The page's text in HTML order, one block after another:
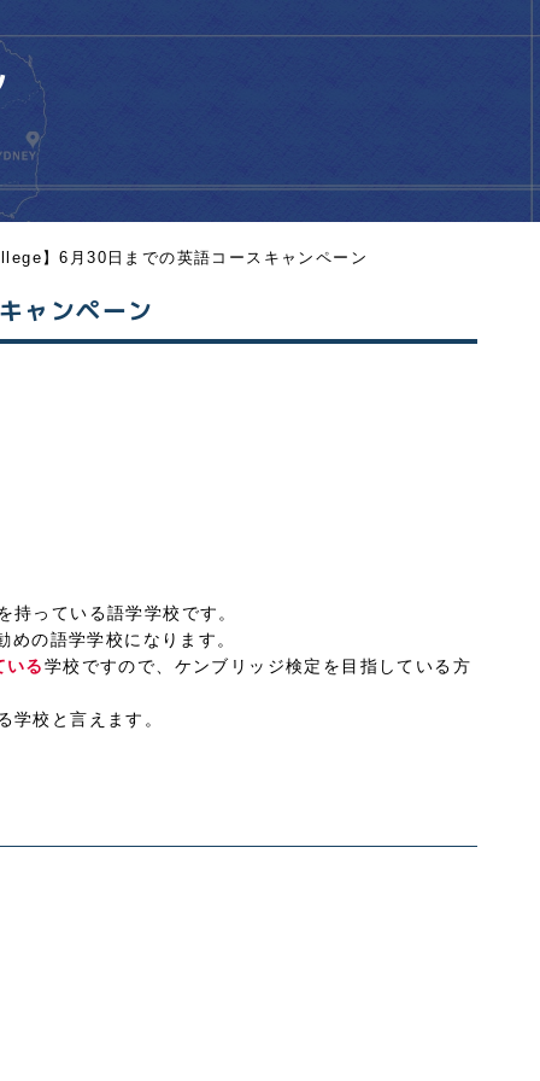
】6月30日までの英語コースキャンペーン
ャンペーン
っている語学学校です。
の語学学校になります。
いる学校ですので、ケンブリッジ検定を目指している方
学校と言えます。